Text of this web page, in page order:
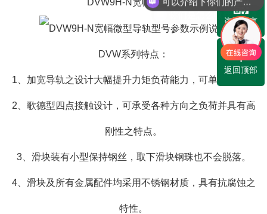
DVW系列特点：
1、加宽导轨之设计大幅提升力矩负荷能力，可单轴使用。
2、歌德型四点接触设计，可承受各种方向之负荷并具有高
刚性之特点。
3、滑块装有小型保持钢丝，取下滑块钢珠也不会脱落。
4、滑块及所有金属配件均采用不锈钢材质，具有抗腐蚀之
特性。
咨询留言
返回顶部
你们是怎么收费的呢？